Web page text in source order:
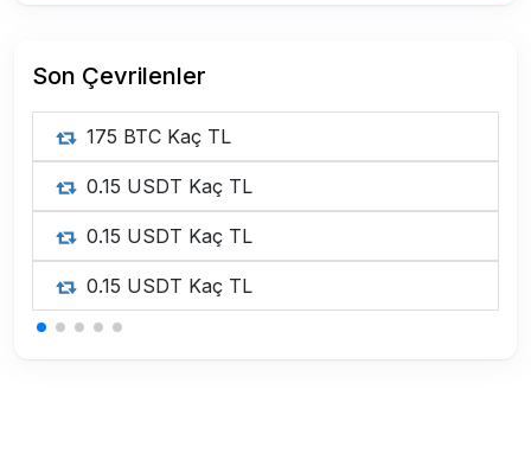
Son Çevrilenler
175 BTC Kaç TL
0.15 USDT Kaç TL
0.15 USDT Kaç TL
0.15 USDT Kaç TL